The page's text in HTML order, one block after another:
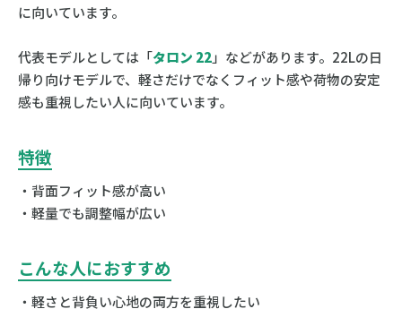
に向いています。
代表モデルとしては「タロン 22」などがあります。22Lの日
帰り向けモデルで、軽さだけでなくフィット感や荷物の安定
感も重視したい人に向いています。
特徴
・背面フィット感が高い
・軽量でも調整幅が広い
こんな人におすすめ
・軽さと背負い心地の両方を重視したい